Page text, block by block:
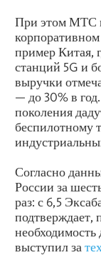
При этом МТС
пример Китая,
станций 5G и
выручки
— до 30% в
поколения
беспилотному
Согласно
России за
раз: с 6,5
подтверждает,
выступил за